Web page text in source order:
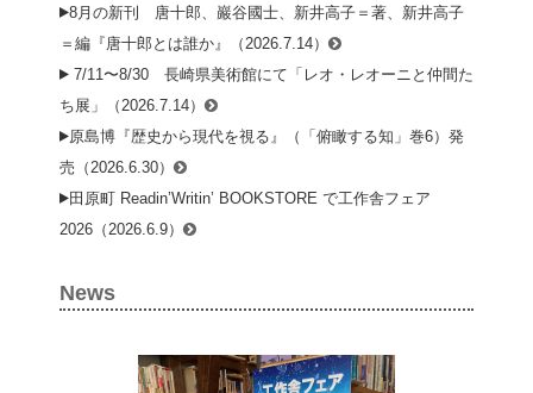
8月の新刊 唐十郎、巖谷國士、新井高子＝著、新井高子
＝編『唐十郎とは誰か』（2026.7.14）
7/11〜8/30 長崎県美術館にて「レオ・レオーニと仲間た
ち展」（2026.7.14）
原島博『歴史から現代を視る』（「俯瞰する知」巻6）発
売（2026.6.30）
田原町 Readin’Writin’ BOOKSTORE で工作舎フェア
2026（2026.6.9）
News